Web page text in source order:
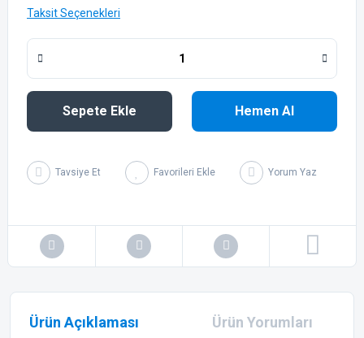
Taksit Seçenekleri
Sepete Ekle Hemen Al
Tavsiye Et Yorum Yaz
Ürün Açıklaması Ürün Yorumları